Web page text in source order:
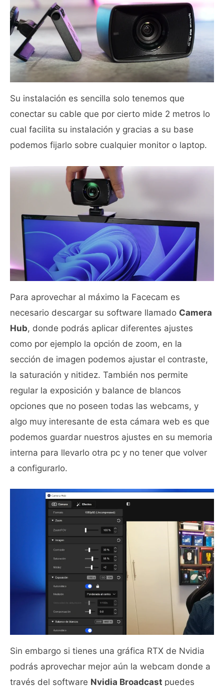
Su instalación es sencilla solo tenemos que
conectar su cable que por cierto mide 2 metros lo
cual facilita su instalación y gracias a su base
podemos fijarlo sobre cualquier monitor o laptop.
Para aprovechar al máximo la Facecam es
necesario descargar su software llamado Camera
Hub, donde podrás aplicar diferentes ajustes
como por ejemplo la opción de zoom, en la
sección de imagen podemos ajustar el contraste,
la saturación y nitidez. También nos permite
regular la exposición y balance de blancos
opciones que no poseen todas las webcams, y
algo muy interesante de esta cámara web es que
podemos guardar nuestros ajustes en su memoria
interna para llevarlo otra pc y no tener que volver
a configurarlo.
Sin embargo si tienes una gráfica RTX de Nvidia
podrás aprovechar mejor aún la webcam donde a
través del software Nvidia Broadcast puedes